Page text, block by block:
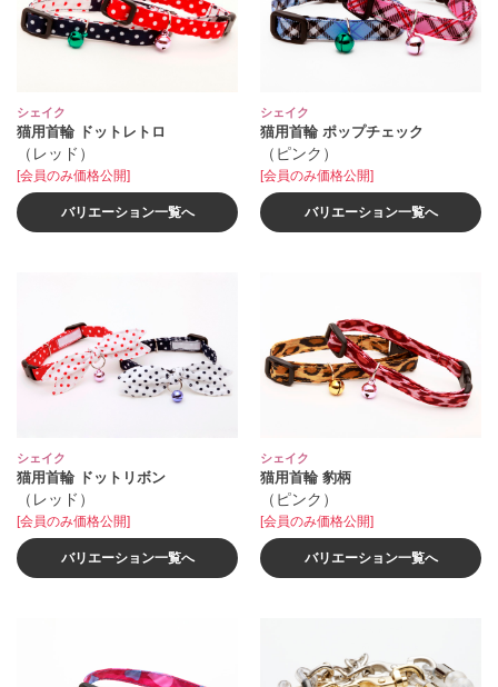
シェイク
猫用首輪 ドットレトロ
（レッド）
[会員のみ価格公開]
バリエーション一覧へ
シェイク
猫用首輪 ポップチェック
（ピンク）
[会員のみ価格公開]
バリエーション一覧へ
シェイク
猫用首輪 ドットリボン
（レッド）
[会員のみ価格公開]
バリエーション一覧へ
シェイク
猫用首輪 豹柄
（ピンク）
[会員のみ価格公開]
バリエーション一覧へ